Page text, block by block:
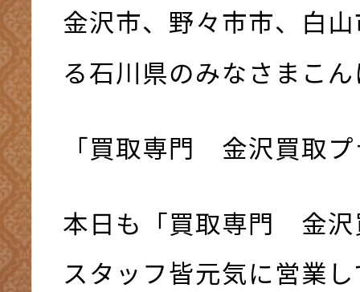
金沢市、野々市市、白
る石川県のみなさまこ
「買取専門 金沢買取
本日も「買取専門 金沢
スタッフ皆元気に営業